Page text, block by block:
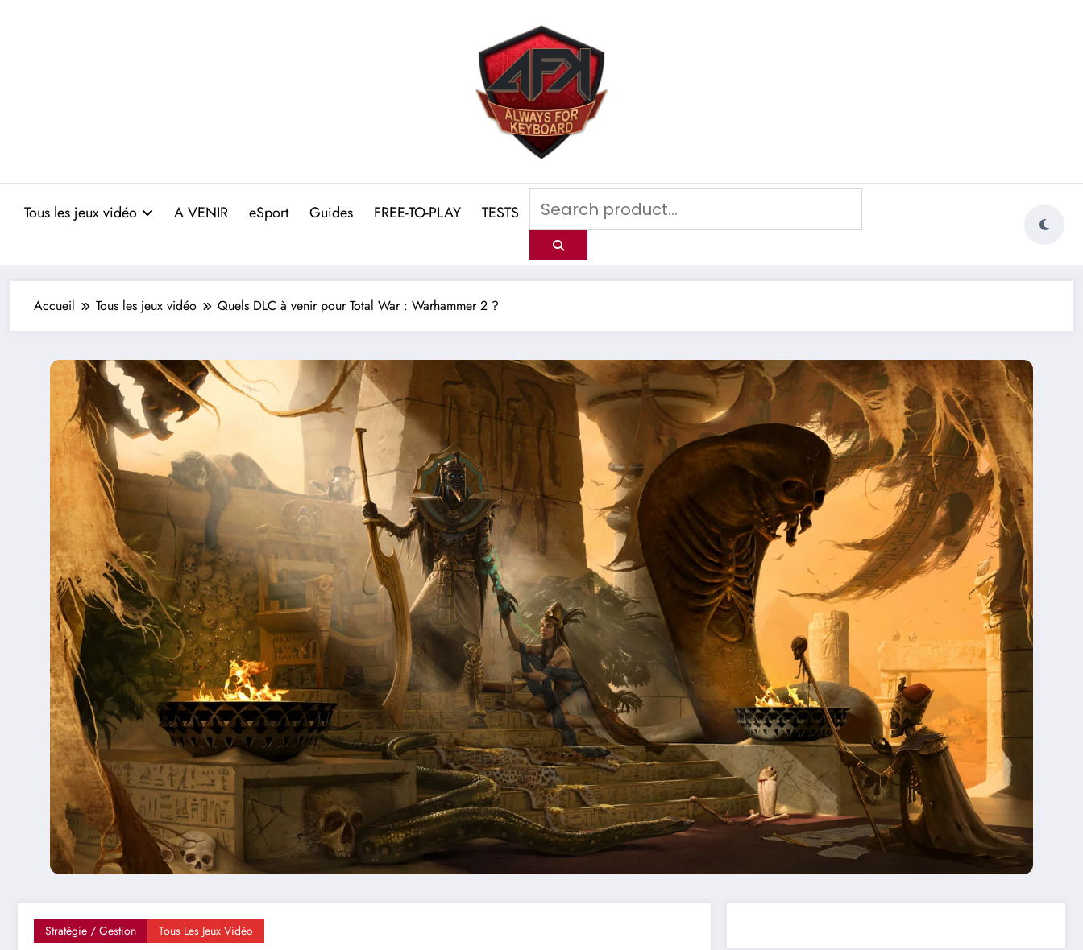
Tous les jeux vidéo A VENIR eSport Guides FREE-TO-PLAY TESTS
Accueil Tous les jeux vidéo Quels DLC à venir pour Total War : Warhammer 2 ?
Stratégie / Gestion
Tous Les Jeux Vidéo